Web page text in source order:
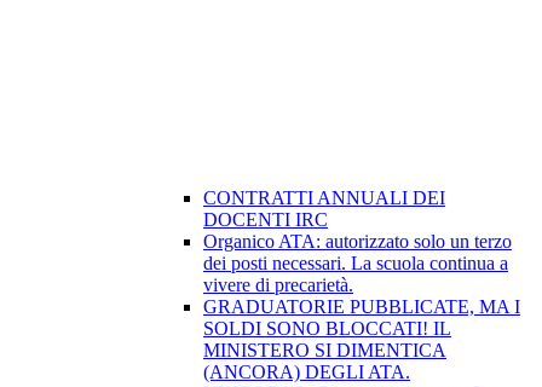
CONTRATTI ANNUALI DEI
DOCENTI IRC
Organico ATA: autorizzato solo un terzo
dei posti necessari. La scuola continua a
vivere di precarietà.
GRADUATORIE PUBBLICATE, MA I
SOLDI SONO BLOCCATI! IL
MINISTERO SI DIMENTICA
(ANCORA) DEGLI ATA.